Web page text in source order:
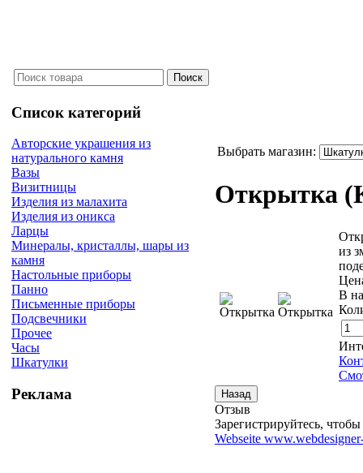
Список категорий
Авторские украшения из
натурального камня
Вазы
Визитницы
Изделия из малахита
Изделия из оникса
Ларцы
Минералы, кристаллы, шары из
камня
Настольные приборы
Панно
Письменные приборы
Подсвечники
Прочее
Часы
Шкатулки
Реклама
Выбрать магазин:
Открытка
из
В
Отзыв
Зарегистрируйтесь, чтобы
Webseite